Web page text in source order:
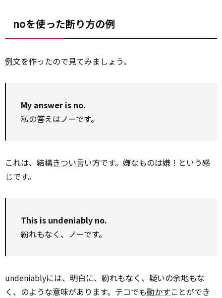
noを使った断り方の例
例文を作ったので見てみましょう。
My answer is no.
私の答えはノーです。
これは、結構きつい言い方です。嫌なものは嫌！という感
じです。
This is undeniably no.
紛れもなく、ノーです。
undeniablyには、明白に、紛れもなく、疑いの余地もな
く、のような意味があります。テコでも動かすことができ